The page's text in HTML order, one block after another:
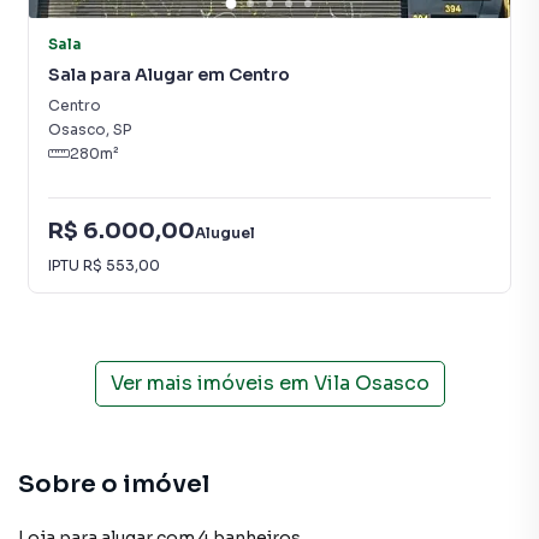
Sala
Sala para Alugar em Centro
Centro
Osasco, SP
280m²
R$ 6.000,00Aluguel
IPTU R$ 553,00
Ver mais imóveis em Vila Osasco
Sobre o imóvel